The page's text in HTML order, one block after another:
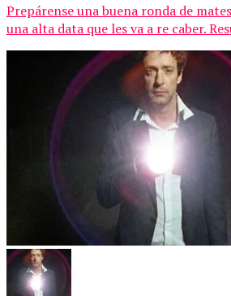
Prepárense una buena ronda de
una alta data que les va a re caber.